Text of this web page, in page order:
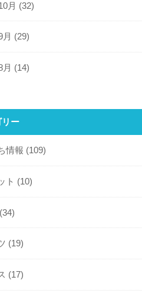
月 (32)
月 (29)
月 (14)
リー
情報 (109)
ト (10)
(34)
(19)
(17)